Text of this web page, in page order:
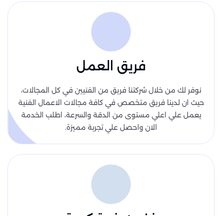
فريق العمل
نوفر لك من خلال شركتنا فريق من الفنيين في كل المجالات،
حيث ان لدينا فريق متخصص في كافة مجالات الاعمال الفنية
يعمل علي اعلي مستوى من الدقة والسرعة، اطلب الخدمة
الان واحصل علي تجربة مميزة.